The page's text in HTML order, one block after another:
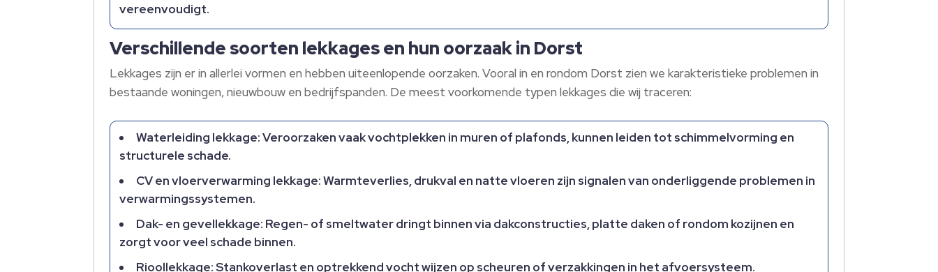
vereenvoudigt.
Verschillende soorten lekkages en hun oorzaak in Dorst
Lekkages zijn er in allerlei vormen en hebben uiteenlopende oorzaken. Vooral in en rondom Dorst zien we karakteristieke problemen in
bestaande woningen, nieuwbouw en bedrijfspanden. De meest voorkomende typen lekkages die wij traceren:
Waterleiding lekkage: Veroorzaken vaak vochtplekken in muren of plafonds, kunnen leiden tot schimmelvorming en
structurele schade.
CV en vloerverwarming lekkage: Warmteverlies, drukval en natte vloeren zijn signalen van onderliggende problemen in
verwarmingssystemen.
Dak- en gevellekkage: Regen- of smeltwater dringt binnen via dakconstructies, platte daken of rondom kozijnen en
zorgt voor veel schade binnen.
Rioollekkage: Stankoverlast en optrekkend vocht wijzen op scheuren of verzakkingen in het afvoersysteem.